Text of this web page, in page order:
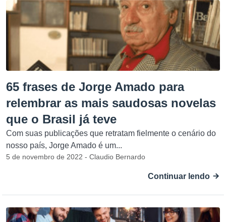
65 frases de Jorge Amado para
relembrar as mais saudosas novelas
que o Brasil já teve
Com suas publicações que retratam fielmente o cenário do
nosso país, Jorge Amado é um...
5 de novembro de 2022 - Claudio Bernardo
Continuar lendo